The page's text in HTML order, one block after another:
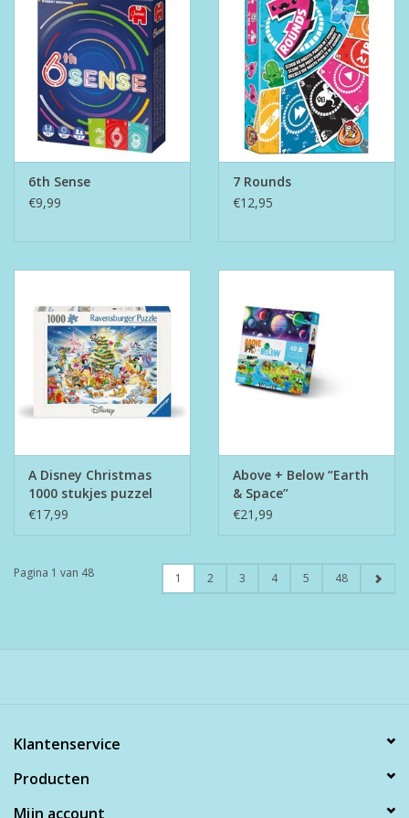
6th Sense
€9,99
7 Rounds
€12,95
A Disney Christmas
1000 stukjes puzzel
€17,99
Above + Below “Earth
& Space”
€21,99
Pagina 1 van 48 1 2 3 4 5 48
Klantenservice
Producten
Mijn account